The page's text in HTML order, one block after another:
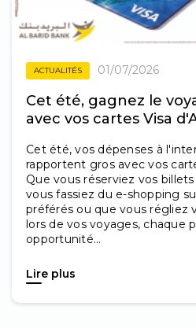
ACTUALITÉS 01/07/2026
Cet été, gagnez le
avec vos cartes Visa
Cet été, vos dépenses à
rapportent gros avec vos
Que vous réserviez vos
vous fassiez du e-shopping
préférés ou que vous régliez
lors de vos voyages, chaque
opportunité...
Lire plus